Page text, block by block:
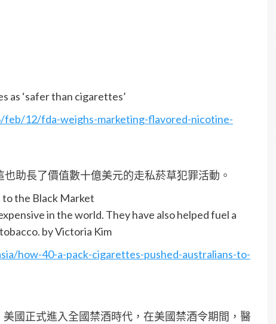
as ‘safer than cigarettes’
12/fda-weighs-marketing-flavored-nicotine-
助長了價值數十億美元的走私菸草犯罪活動。
the Black Market
in the world. They have also helped fuel a
by Victoria Kim
how-40-a-pack-cigarettes-pushed-australians-to-
國正式進入全國禁酒時代，在美國禁酒令期間，醫